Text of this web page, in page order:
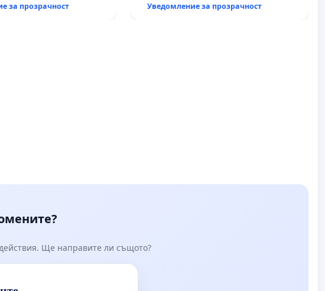
път между пътен
за прозрачност
Уведомление за прозрачност
Ще направите ли същото?